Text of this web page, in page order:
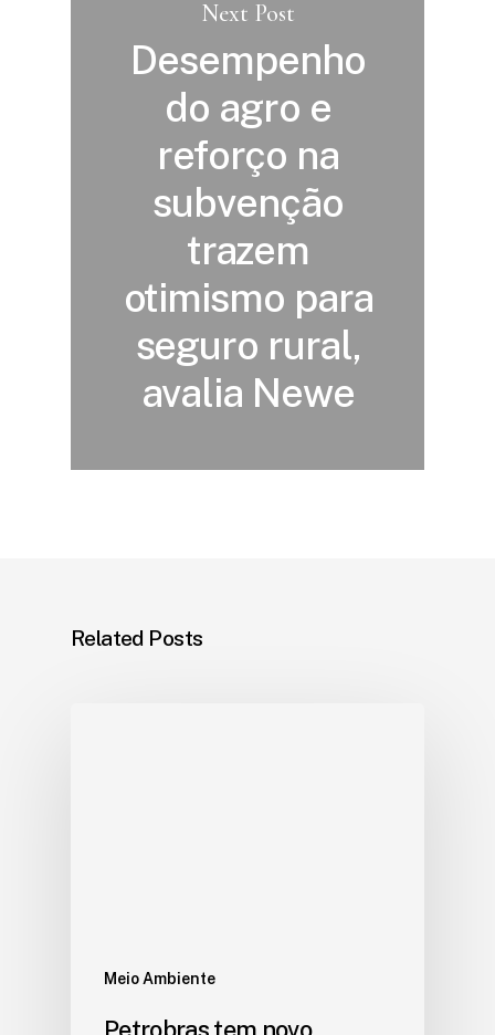
Next Post
Desempenho
do agro e
reforço na
subvenção
trazem
otimismo para
seguro rural,
avalia Newe
Related Posts
Meio Ambiente